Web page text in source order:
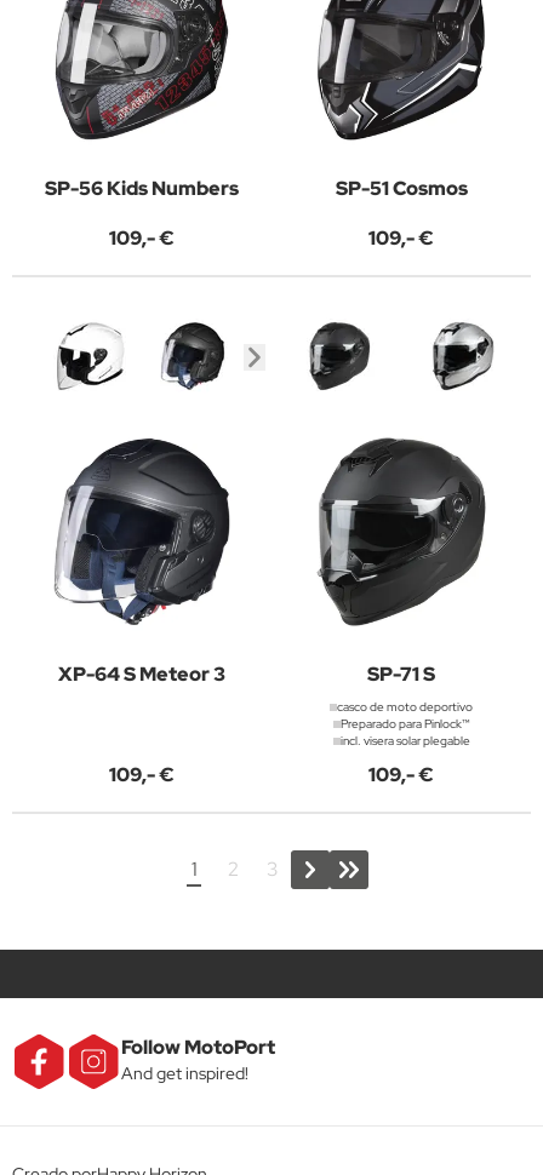
SP-56 Kids Numbers
109,- €
SP-51 Cosmos
109,- €
XP-64 S Meteor 3
109,- €
SP-71 S
casco de moto deportivo
Preparado para Pinlock™
incl. visera solar plegable
109,- €
1 2 3
Follow MotoPort
And get inspired!